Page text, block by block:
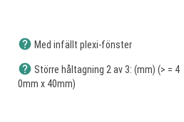
help Med infällt plexi-fönster
help Större håltagning 2 av 3: (mm) (> = 4
0mm x 40mm)